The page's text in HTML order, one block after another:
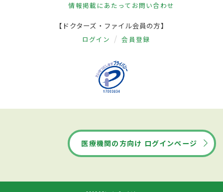
情報掲載にあたって お問い合わせ
【ドクターズ・ファイル会員の方】
ログイン 会員登録
医療機関の方向け ログインページ